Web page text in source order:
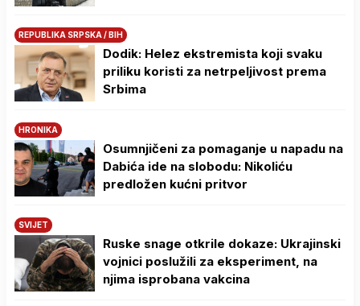
REPUBLIKA SRPSKA / BIH
Dodik: Helez ekstremista koji svaku
priliku koristi za netrpeljivost prema
Srbima
HRONIKA
Osumnjičeni za pomaganje u napadu na
Dabića ide na slobodu: Nikoliću
predložen kućni pritvor
SVIJET
Ruske snage otkrile dokaze: Ukrajinski
vojnici poslužili za eksperiment, na
njima isprobana vakcina